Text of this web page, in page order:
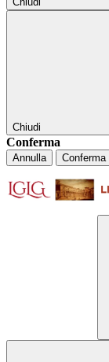
Chiudi
Conferma
Annulla Conferma